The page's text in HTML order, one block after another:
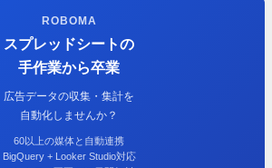
ROBOMA
スプレッドシートの
手作業から卒業
広告データの収集・集計を
自動化しませんか？
60以上の媒体と自動連携
BigQuery + Looker Studio対応